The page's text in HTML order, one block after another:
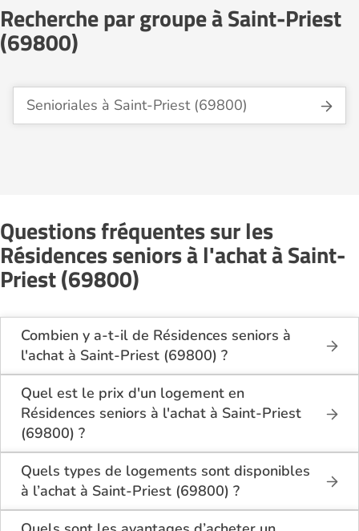
Recherche par groupe à Saint-Priest
(69800)
Senioriales à Saint-Priest (69800)
Questions fréquentes sur les
Résidences seniors à l'achat à Saint-
Priest (69800)
Combien y a-t-il de Résidences seniors à
l'achat à Saint-Priest (69800) ?
Sur le site Logement-seniors.com, on recense
actuellement 1 Résidences seniors à l'achat à Saint-
Priest (69800).
Quel est le prix d'un logement en
Résidences seniors à l'achat à Saint-Priest
(69800) ?
Le tarif minimum d'un logement en Résidences
seniors à l'achat à Saint-Priest (69800) est de 118
000€.
Quels types de logements sont disponibles
à l’achat à Saint-Priest (69800) ?
Les résidences seniors à Saint-Priest (69800)